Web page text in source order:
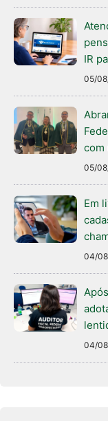
IR
05/
com
05/
Em
04/
04/